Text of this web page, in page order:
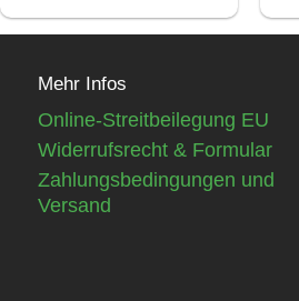
Mehr Infos
Online-Streitbeilegung EU
Widerrufsrecht & Formular
Zahlungsbedingungen und
Versand